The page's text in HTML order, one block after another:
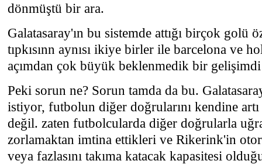
dönmüştü bir ara.
Galatasaray'ın bu sistemde attığı birçok golü
tıpkısınn aynısı ikiye birler ile barcelona ve
açımdan çok büyük beklenmedik bir
Peki sorun ne? Sorun tamda da bu.
istiyor, futbolun diğer doğrularını kendine
değil. zaten futbolcularda diğer doğrularla
zorlamaktan imtina ettikleri ve Rikerink'in
veya fazlasını takıma katacak kapasitesi